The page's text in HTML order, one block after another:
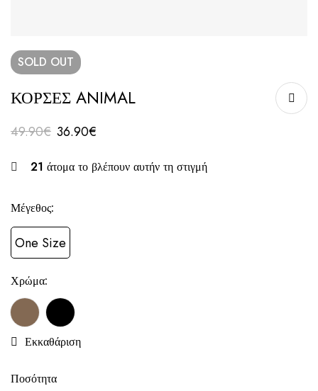
SOLD OUT
ΚΟΡΣΕΣ ANIMAL
49.90€ 36.90€
21 άτομα το βλέπουν αυτήν τη στιγμή
Μέγεθος:
One Size
Χρώμα:
Εκκαθάριση
Ποσότητα